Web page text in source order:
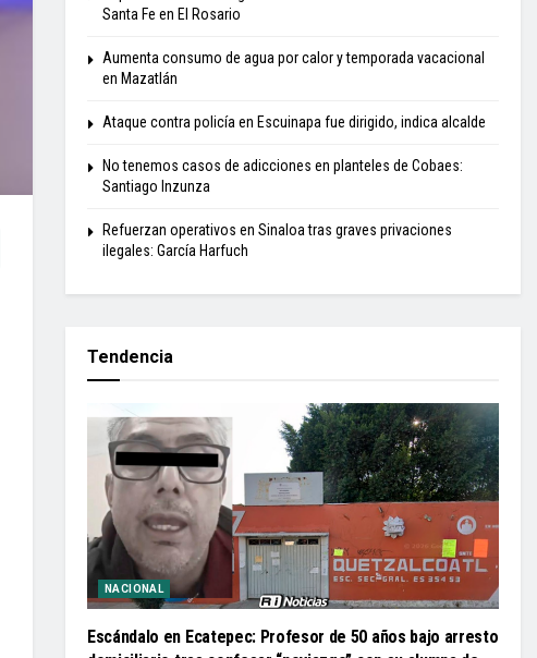
Santa Fe en El Rosario
Aumenta consumo de agua por calor y temporada vacacional
en Mazatlán
Ataque contra policía en Escuinapa fue dirigido, indica alcalde
No tenemos casos de adicciones en planteles de Cobaes:
Santiago Inzunza
Refuerzan operativos en Sinaloa tras graves privaciones
ilegales: García Harfuch
Tendencia
NACIONAL
Escándalo en Ecatepec: Profesor de 50 años bajo arresto